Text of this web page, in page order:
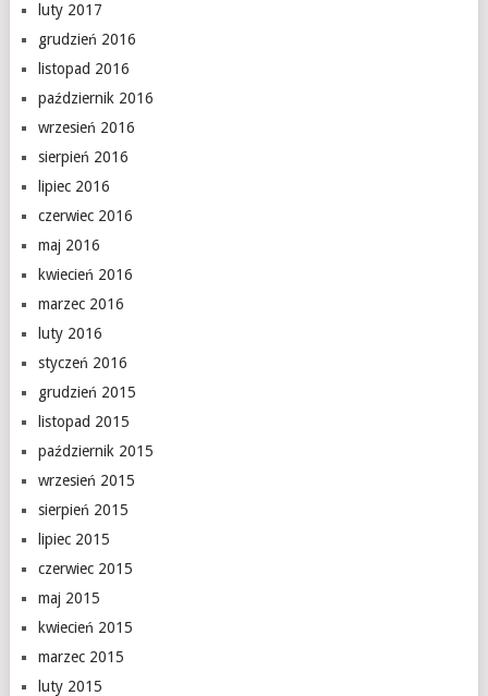
luty 2017
grudzień 2016
listopad 2016
październik 2016
wrzesień 2016
sierpień 2016
lipiec 2016
czerwiec 2016
maj 2016
kwiecień 2016
marzec 2016
luty 2016
styczeń 2016
grudzień 2015
listopad 2015
październik 2015
wrzesień 2015
sierpień 2015
lipiec 2015
czerwiec 2015
maj 2015
kwiecień 2015
marzec 2015
luty 2015